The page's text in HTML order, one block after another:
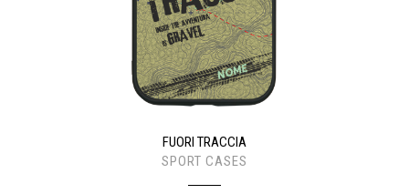
FUORI TRACCIA
SPORT CASES